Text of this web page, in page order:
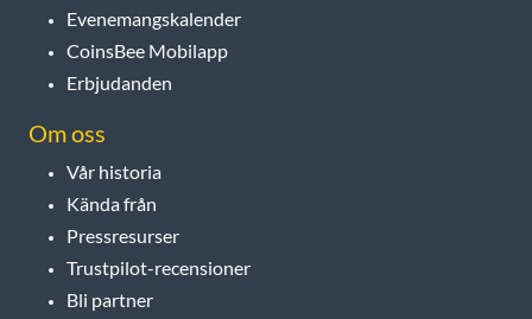
Evenemangskalender
CoinsBee Mobilapp
Erbjudanden
Om oss
Vår historia
Kända från
Pressresurser
Trustpilot-recensioner
Bli partner